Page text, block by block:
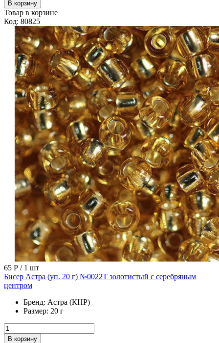
В корзину
Товар в корзине
Код: 80825
65 Р / 1 шт
Бисер Астра (уп. 20 г) №0022Т золотистый с серебряным
центром
Бренд: Астра (КНР)
Размер: 20 г
В корзину